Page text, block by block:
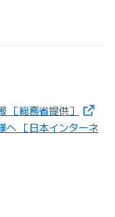
［総務省提供］
（新し
へ ［日本インターネ
開きます）